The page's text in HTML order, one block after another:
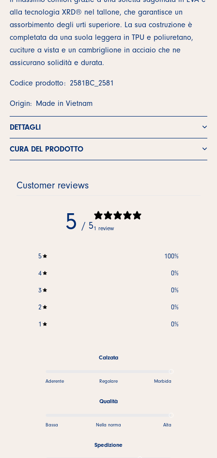
alla tecnologia XRD® nel tallone, che garantisce un
assorbimento degli urti superiore. La sua costruzione è
completata da una suola leggera in TPU e poliuretano,
cuciture a vista e un cambriglione in acciaio che ne
assicurano solidità e durata.
Codice prodotto: 2581BC_2581
Origin: Made in Vietnam
DETTAGLI
CURA DEL PRODOTTO
Customer reviews
5 / 51 review
5 100%
4 0%
3 0%
2 0%
1 0%
Calzata
Aderente Regolare Morbida
Qualità
Bassa Nella norma Alta
Spedizione